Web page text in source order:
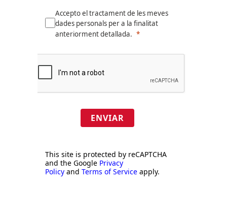
Accepto el tractament de les meves
dades personals per a la finalitat
anteriorment detallada.
ENVIAR
This site is protected by reCAPTCHA
and the Google Privacy
Policy and Terms of Service apply.